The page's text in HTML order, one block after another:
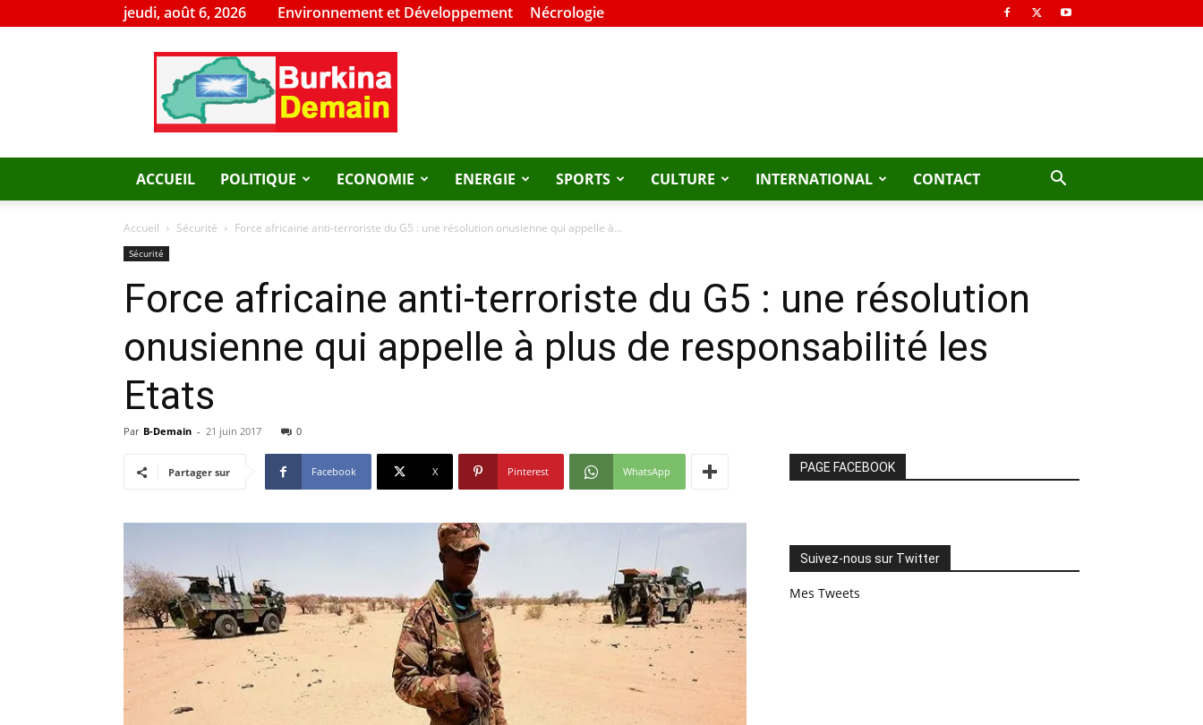
jeudi, août 6, 2026 Environnement et Développement Nécrologie
Burkina
Demain
ACCUEIL POLITIQUE ECONOMIE ENERGIE SPORTS CULTURE INTERNATIONAL CONTACT
Accueil Sécurité Force africaine anti-terroriste du G5 : une résolution onusienne qui appelle à...
Sécurité
Force africaine anti-terroriste du G5 : une résolution
onusienne qui appelle à plus de responsabilité les
Etats
Par B-Demain - 21 juin 2017 0
Partager sur Facebook X Pinterest WhatsApp PAGE FACEBOOK
Suivez-nous sur Twitter
Mes Tweets